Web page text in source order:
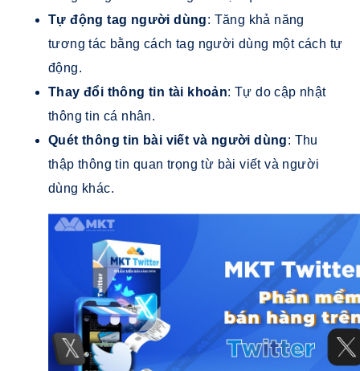
Tự động tag người dùng: Tăng khả năng
tương tác bằng cách tag người dùng một cách tự
động.
Thay đổi thông tin tài khoản: Tự do cập nhật
thông tin cá nhân.
Quét thông tin bài viết và người dùng: Thu
thập thông tin quan trọng từ bài viết và người
dùng khác.